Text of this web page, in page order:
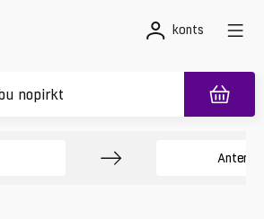
konts
Antenas